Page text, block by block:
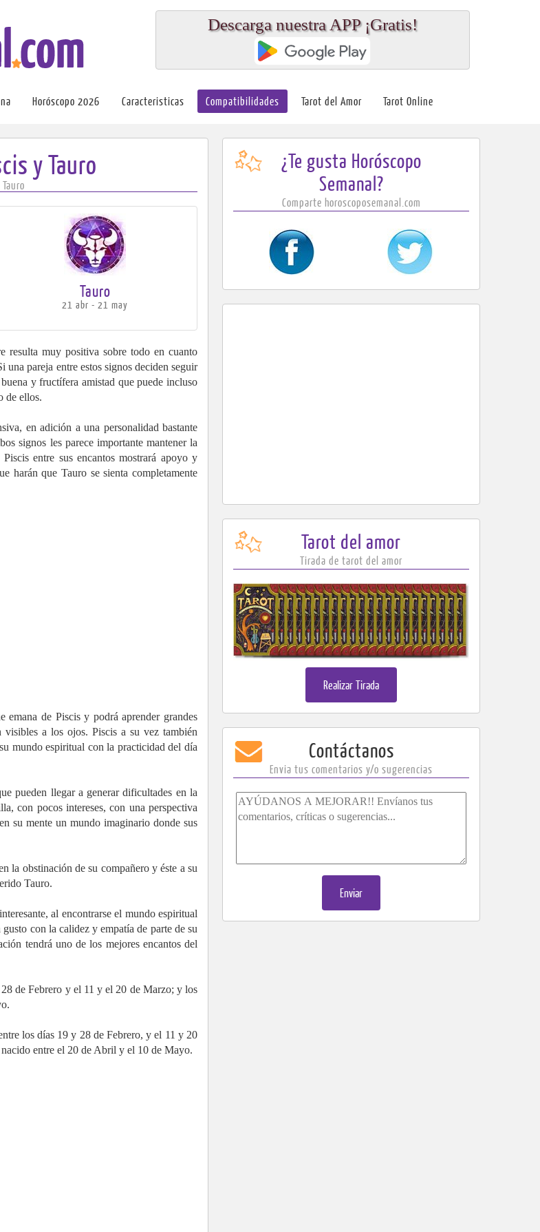
Descarga nuestra APP ¡Gratis!
Horóscopo 2026 Caracteristicas Compatibilidades Tarot del Amor Tarot Online
y Tauro
Tauro
21 abr - 21 may
resulta muy positiva sobre todo en cuanto
pareja entre estos signos deciden seguir
y fructífera amistad que puede incluso
de ellos.
en adición a una personalidad bastante
signos les parece importante mantener la
entre sus encantos mostrará apoyo y
harán que Tauro se sienta completamente
emana de Piscis y podrá aprender grandes
visibles a los ojos. Piscis a su vez también
mundo espiritual con la practicidad del día
pueden llegar a generar dificultades en la
con pocos intereses, con una perspectiva
su mente un mundo imaginario donde sus
la obstinación de su compañero y éste a su
Tauro.
al encontrarse el mundo espiritual
con la calidez y empatía de parte de su
tendrá uno de los mejores encantos del
de Febrero y el 11 y el 20 de Marzo; y los
los días 19 y 28 de Febrero, y el 11 y 20
entre el 20 de Abril y el 10 de Mayo.
¿Te gusta Horóscopo
Semanal?
Comparte horoscoposemanal.com
Tarot del amor
Tirada de tarot del amor
Realizar Tirada
​​​​​​​​​Contáctanos
Envia tus comentarios y/o sugerencias